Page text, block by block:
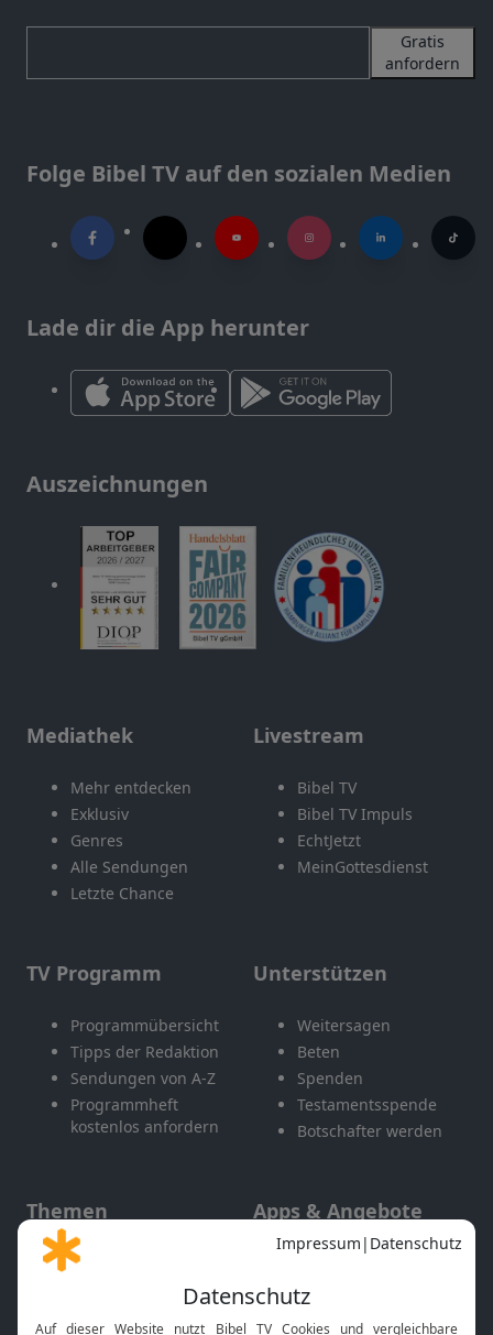
Gratis
anfordern
Folge Bibel TV auf den sozialen Medien
Lade dir die App herunter
Auszeichnungen
Mediathek
Mehr entdecken
Exklusiv
Genres
Alle Sendungen
Letzte Chance
Livestream
Bibel TV
Bibel TV Impuls
EchtJetzt
MeinGottesdienst
TV Programm
Programmübersicht
Tipps der Redaktion
Sendungen von A-Z
Programmheft
kostenlos anfordern
Unterstützen
Weitersagen
Beten
Spenden
Testamentsspende
Botschafter werden
Themen
Gott und Bibel erklärt
Apps & Angebote
Mobile App